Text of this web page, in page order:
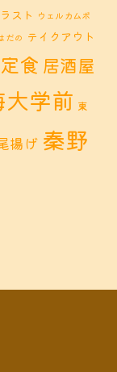
スト ウェルカムボ
だの テイクアウト
定食 居酒屋
学前 東
揚げ 秦野
鶴巻温